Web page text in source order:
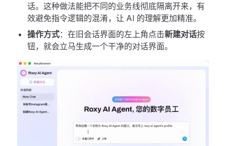
话。这种做法能把不同的业务线彻底隔离开来，有
效避免指令逻辑的混淆，让 AI 的理解更加精准。
操作方式：在旧会话界面的左上角点击新建对话按
钮，就会立马生成一个干净的对话界面。